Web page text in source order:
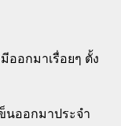
ออกมาเรื่อยๆ ตั้ง
นออกมาประจำ